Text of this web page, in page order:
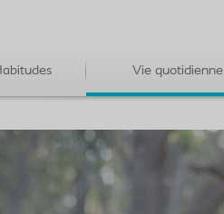
Vie quotidienne